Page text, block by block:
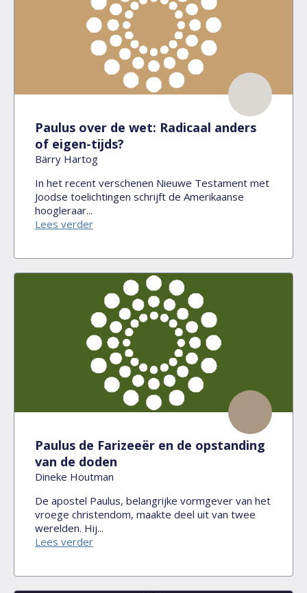
Paulus over de wet: Radicaal anders
of eigen-tijds?
Bärry Hartog
In het recent verschenen Nieuwe Testament met
Joodse toelichtingen schrijft de Amerikaanse
hoogleraar...
Lees verder
Paulus de Farizeeër en de opstanding
van de doden
Dineke Houtman
De apostel Paulus, belangrijke vormgever van het
vroege christendom, maakte deel uit van twee
werelden. Hij...
Lees verder